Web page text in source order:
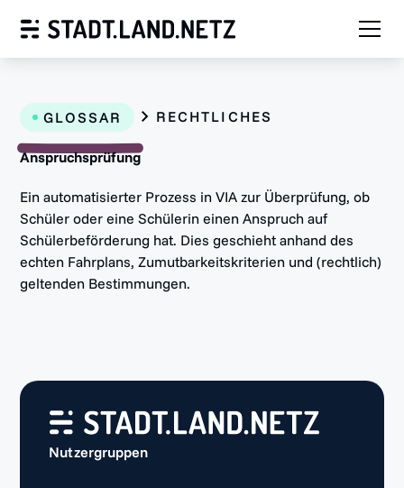
GLOSSAR RECHTLICHES
Anspruchsprüfung
Ein automatisierter Prozess in VIA zur Überprüfung, ob
Schüler oder eine Schülerin einen Anspruch auf
Schülerbeförderung hat. Dies geschieht anhand des
echten Fahrplans, Zumutbarkeitskriterien und (rechtlich)
geltenden Bestimmungen.
Nutzergruppen